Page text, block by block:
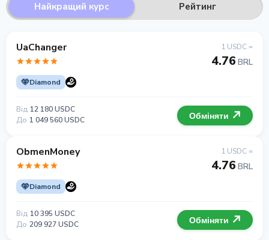
Найкращий курс Рейтинг
UaChanger
Diamond
1 USDC =
4.76 BRL
Від 12 180 USDC
До 1 049 560 USDC Обміняти
ObmenMoney
Diamond
1 USDC =
4.76 BRL
Від 10 395 USDC
До 209 927 USDC Обміняти